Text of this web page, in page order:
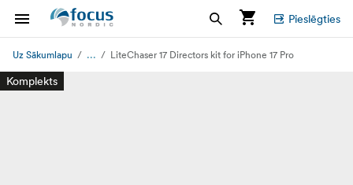
Pieslēgties
Uz Sākumlapu ... LiteChaser 17 Directors kit for iPhone 17 Pro
Komplekts